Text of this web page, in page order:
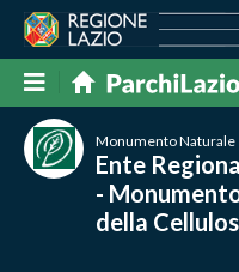
Monumento Naturale
Ente
-
della